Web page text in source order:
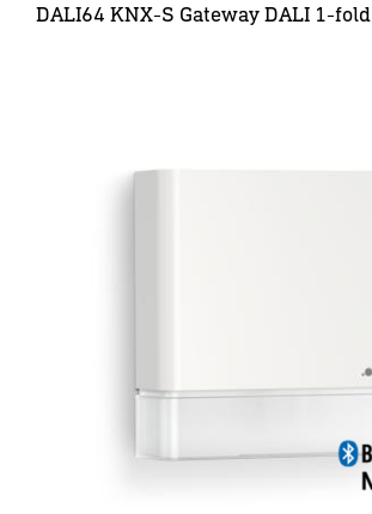
DALI64 KNX-S Gateway DALI 1-fold